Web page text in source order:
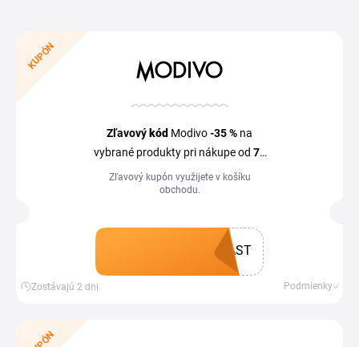
najvýhodnejšie ceny. Navyše môžete využiť dopravu
zadarmo, špeciálne výpredaje, outletová ponuka či iná
bez toho, aby vaša peňaženka trpela.
KUPÓN
Zľavový kód Modivo-35 % na
vybrané produkty pri nákupe od 79
Zľavový kupón využijete v košíku
obchodu.
AST
Zostávajú 2 dni Podmienky